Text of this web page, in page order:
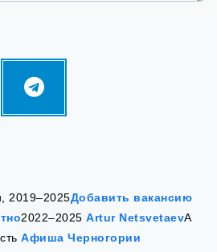
Telegram
Follow
2019–2025Добавить вакансию
2022–2025Artur NetsvetaevА
Афиша Черногории